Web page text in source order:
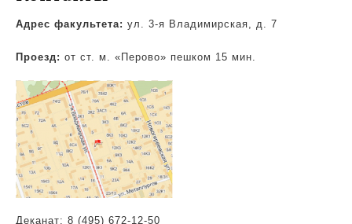
Адрес факультета: ул. 3-я Владимирская, д. 7
Проезд: от ст. м. «Перово» пешком 15 мин.
Деканат: 8 (495) 672-12-50